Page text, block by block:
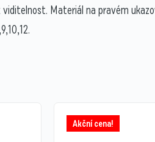
Materiál na pravém
Akční cena!